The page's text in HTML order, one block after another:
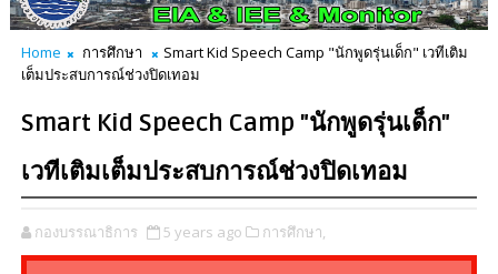
Home การศึกษา
Smart Kid Speech Camp "นักพูดรุ่นเด็ก" เวทีเติม
เต็มประสบการณ์ช่วงปิดเทอม
Smart Kid Speech Camp "นักพูดรุ่นเด็ก"
เวทีเติมเต็มประสบการณ์ช่วงปิดเทอม
กองบรรณาธิการ 5 years ago การศึกษา,